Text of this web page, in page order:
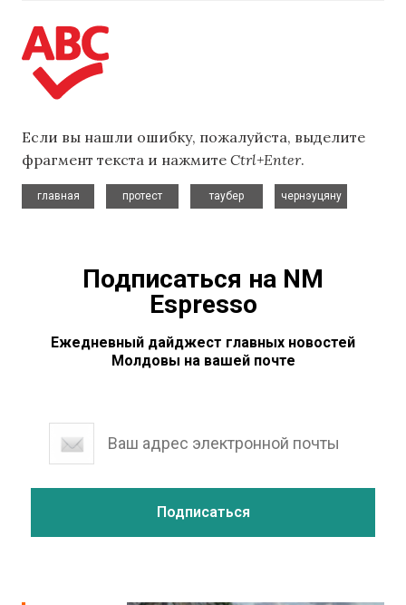
Если вы нашли ошибку, пожалуйста, выделите
фрагмент текста и нажмите Ctrl+Enter.
главная
протест
таубер
чернэуцяну
Подписаться на NM
Espresso
Ежедневный дайджест главных новостей
Молдовы на вашей почте